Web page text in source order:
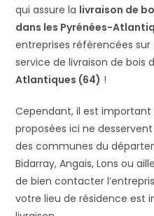
qui assure la livraison de
dans les Pyrénées-
entreprises référencées
service de livraison de bois
Atlantiques (64) !
Cependant, il est
proposées ici ne
des communes du
Bidarray, Angais, Lons ou
de bien contacter
votre lieu de résidence est